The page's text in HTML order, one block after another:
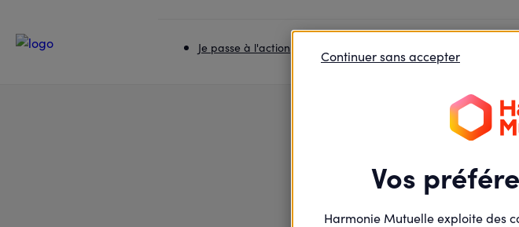
Je passe à l'action
La santé dans votre jardin !
10
Juin
Vos
Harmonie Mutuelle exploite des
Continuer sans accepter